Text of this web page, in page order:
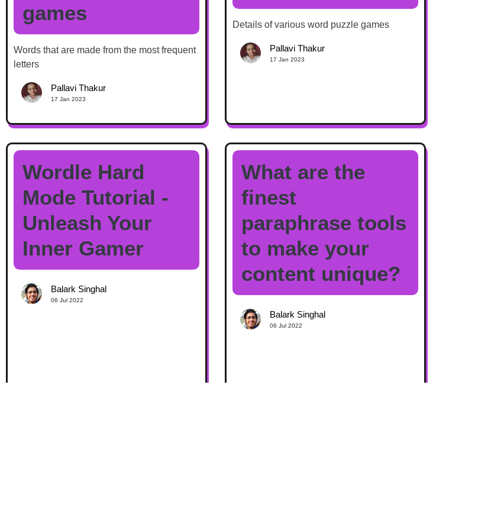
games
Words that are made from the most frequent
letters
Pallavi Thakur
17 Jan 2023
Details of various word puzzle games
Pallavi Thakur
17 Jan 2023
Wordle Hard
Mode Tutorial -
Unleash Your
Inner Gamer
Balark Singhal
06 Jul 2022
What are the
finest
paraphrase tools
to make your
content unique?
Balark Singhal
06 Jul 2022